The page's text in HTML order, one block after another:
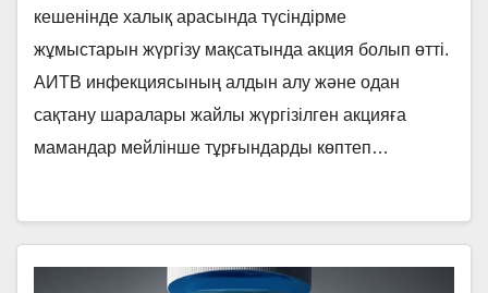
кешенінде халық арасында түсіндірме
жұмыстарын жүргізу мақсатында акция болып өтті.
АИТВ инфекциясының алдын алу және одан
сақтану шаралары жайлы жүргізілген акцияға
мамандар мейлінше тұрғындарды көптеп…